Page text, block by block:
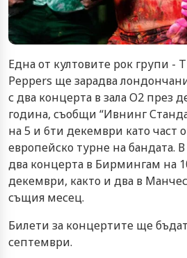
Една от култовите рок групи -
Peppers ще зарадва
с два концерта в зала О2 през
година, съобщи “Ивнинг
на 5 и 6ти декември като част
европейско турне на бандата.
два концерта в Бирмингам на
декември, както и два в
същия месец.
Билети за концертите ще
септември.